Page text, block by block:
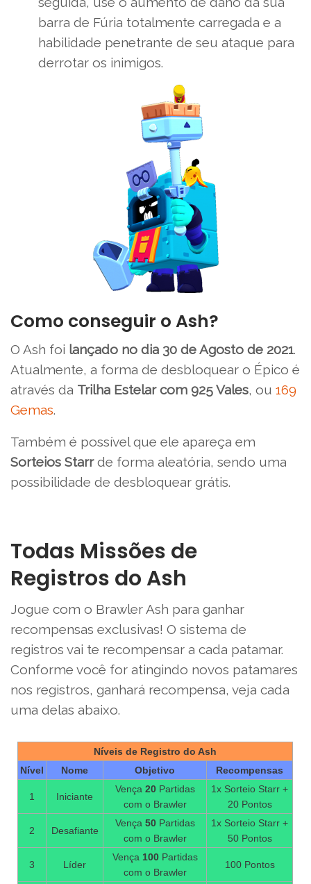
barra de Fúria totalmente carregada e a
habilidade penetrante de seu ataque para
derrotar os inimigos.
Como conseguir o Ash?
O Ash foi lançado no dia 30 de Agosto de 2021.
Atualmente, a forma de desbloquear o Épico é
através da Trilha Estelar com 925 Vales, ou 169
Gemas.
Também é possível que ele apareça em
Sorteios Starrde forma aleatória, sendo uma
possibilidade de desbloquear grátis.
Todas Missões de
Registros do Ash
Jogue com o Brawler Ash para ganhar
recompensas exclusivas! O sistema de
registros vai te recompensar a cada patamar.
Conforme você for atingindo novos patamares
nos registros, ganhará recompensa, veja cada
uma delas abaixo.
Níveis de Registro do Ash
Nível
Nome Objetivo Recompensas
1 Iniciante
Vença 20Partidas
com o Brawler
1x Sorteio Starr +
20 Pontos
2 Desafiante
Vença 50Partidas
com o Brawler
1x Sorteio Starr +
50 Pontos
3 Líder
Vença 100Partidas
com o Brawler
100 Pontos